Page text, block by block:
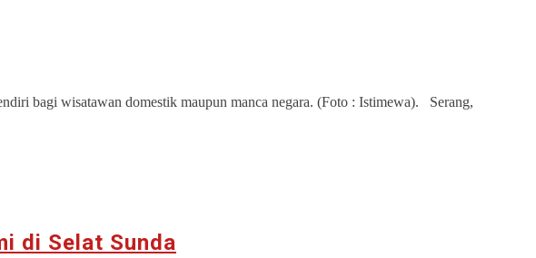
bagi wisatawan domestik maupun manca negara. (Foto : Istimewa). Serang,
di Selat Sunda